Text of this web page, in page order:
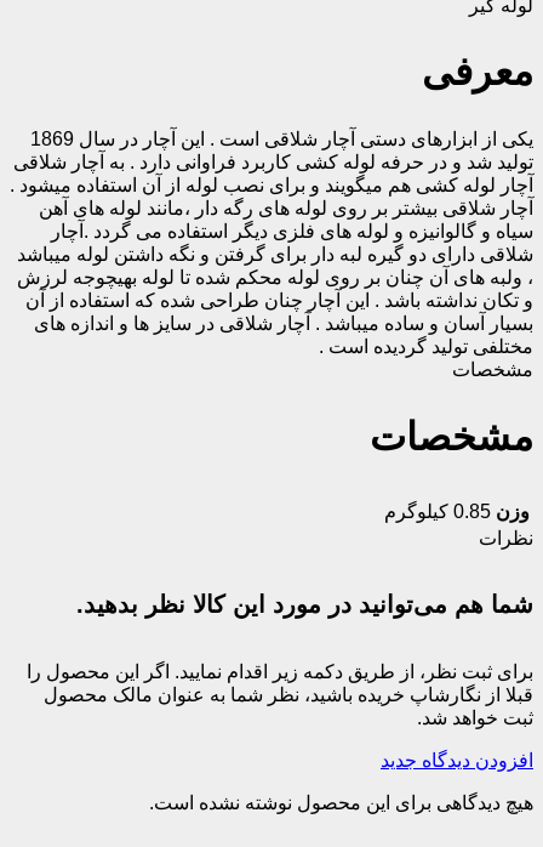
لوله گیر
معرفی
یکی از ابزارهای دستی آچار شلاقی است . این آچار در سال 1869
تولید شد و در حرفه لوله کشی کاربرد فراوانی دارد . به آچار شلاقی
آچار لوله کشی هم میگویند و برای نصب لوله از آن استفاده میشود .
آچار شلاقی بیشتر بر روی لوله های رگه دار ،مانند لوله های آهن
سیاه و گالوانیزه و لوله های فلزی دیگر استفاده می گردد .آچار
شلاقی دارای دو گیره لبه دار برای گرفتن و نگه داشتن لوله میباشد
، ولبه های آن چنان بر روی لوله محکم شده تا لوله بهیچوجه لرزش
و تکان نداشته باشد . این آچار چنان طراحی شده که استفاده از آن
بسیار آسان و ساده میباشد . آچار شلاقی در سایز ها و اندازه های
مختلفی تولید گردیده است .
مشخصات
مشخصات
وزن 0.85 کیلوگرم
نظرات
شما هم می‌توانید در مورد این کالا نظر بدهید.
برای ثبت نظر، از طریق دکمه زیر اقدام نمایید. اگر این محصول را
قبلا از نگارشاپ خریده باشید، نظر شما به عنوان مالک محصول
ثبت خواهد شد.
افزودن دیدگاه جدید
هیچ دیدگاهی برای این محصول نوشته نشده است.